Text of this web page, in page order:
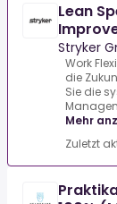
Lean
Stryker
Work
die
Sie die
Mehr
Zuletzt